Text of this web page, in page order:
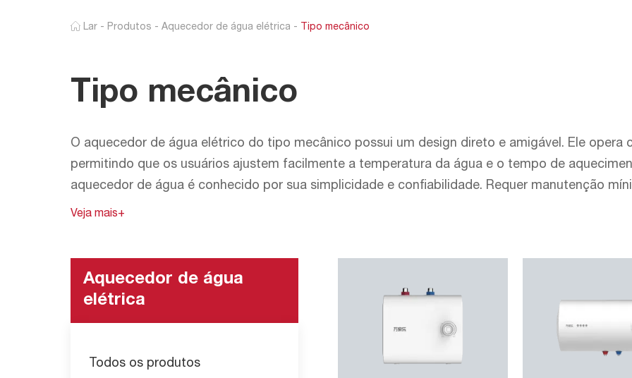
Lar - Produtos - Aquecedor de água elétrica - Tipo mecânico
Tipo mecânico
O aquecedor de água elétrico do tipo mecânico possui um design direto e amigável. Ele opera
permitindo que os usuários ajustem facilmente a temperatura da água e o tempo de
aquecedor de água é conhecido por sua simplicidade e confiabilidade. Requer manutenção
que preferem uma solução de aquecimento de água não - fácil - fácil - usar. Sua construção
Veja mais+
Aquecedor de água
elétrica
Todos os produtos